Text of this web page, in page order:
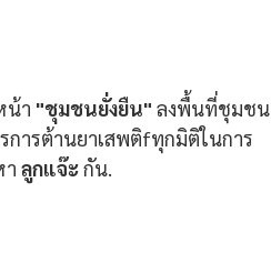
น้า "ชุมชนยั่งยืน" ลงพื้นที่ชุมชน
ารต้านยาเสพติfทุกมิติในการ
า ลูกแจ๊ะ กัน.